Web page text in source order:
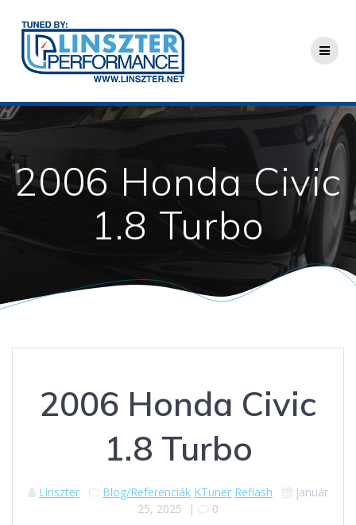
content
2006 Honda Civic
1.8 Turbo
2006 Honda Civic
1.8 Turbo
Linszter Blog/Referenciák KTuner Reflash
január
25, 2025 | 0